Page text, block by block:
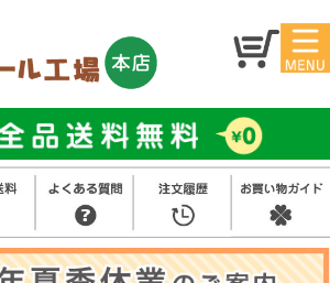
マイ
ジ
お名
前シ
ール
アイ
ロン
シー
ル
お買